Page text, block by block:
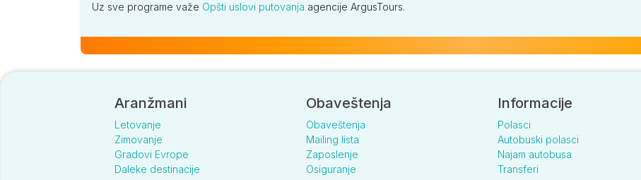
Uz sve programe važe Opšti uslovi putovanja agencije ArgusTours.
Aranžmani
Letovanje
Zimovanje
Gradovi Evrope
Daleke destinacije
Obaveštenja
Obaveštenja
Mailing lista
Zaposlenje
Osiguranje
Informacije
Polasci
Autobuski polasci
Najam autobusa
Transferi